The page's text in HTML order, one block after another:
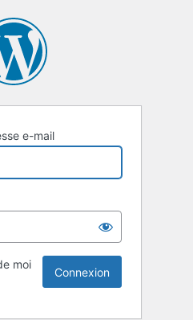
e-mail
moi